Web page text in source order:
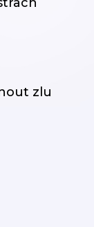
zlu